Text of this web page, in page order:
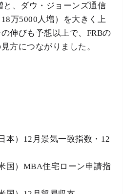
と、ダウ・ジョーンズ通信
万5000人増）を大きく上
伸びも予想以上で、FRBの
方につながりました。
本）12月景気一致指数・12
国）MBA住宅ローン申請指